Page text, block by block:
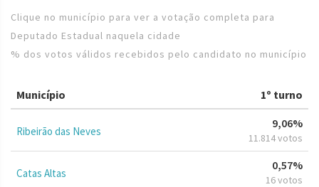
Clique no município para ver a votação completa para
Deputado Estadual naquela cidade
% dos votos válidos recebidos pelo candidato no município
Município 1º turno
Ribeirão das Neves
9,06%
11.814 votos
Catas Altas
0,57%
16 votos